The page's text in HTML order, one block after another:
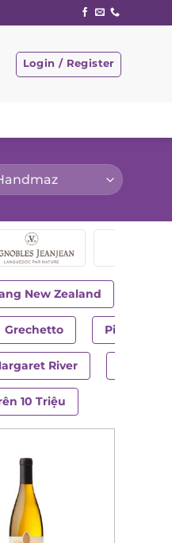
Login / Register
New Zealand
Grechetto Pinot
River
10 Triệu